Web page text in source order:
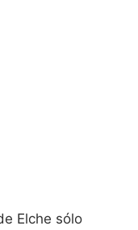
Elche sólo